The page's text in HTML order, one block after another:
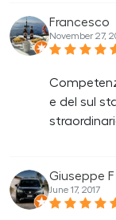
Francesco
November 27,
e del sul
Giuseppe F
June 17, 2017